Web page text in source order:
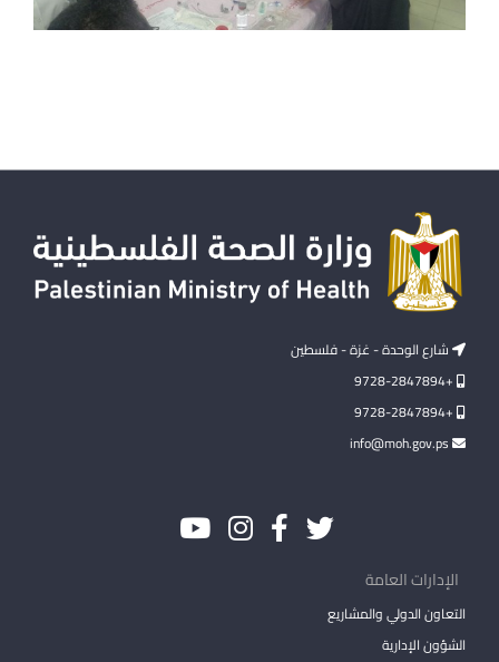
شارع الوحدة - غزة - فلسطين
+9728-2847894
+9728-2847894
الإدارات العامة
التعاون الدولي والمشاريع
الشؤون الإدارية